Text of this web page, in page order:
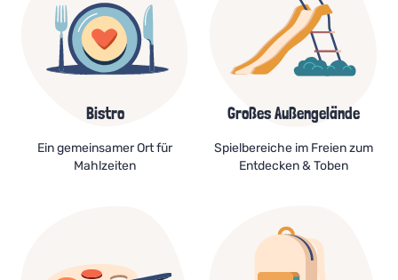
Bistro
Ein gemeinsamer Ort für
Mahlzeiten
Großes Außengelände
Spielbereiche im Freien zum
Entdecken & Toben